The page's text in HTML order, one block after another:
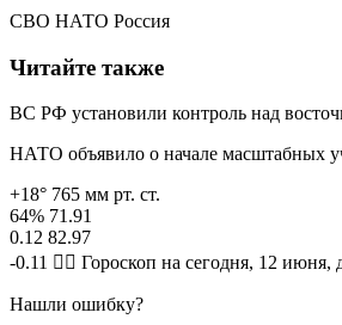
СВО НАТО Россия
Читайте также
ВС РФ установили контроль над
НАТО объявило о начале масштабных
+18° 765 мм рт. ст.
64% 71.91
0.12 82.97
-0.11 🧙‍♀ Гороскоп на сегодня, 12 июня,
Нашли ошибку?